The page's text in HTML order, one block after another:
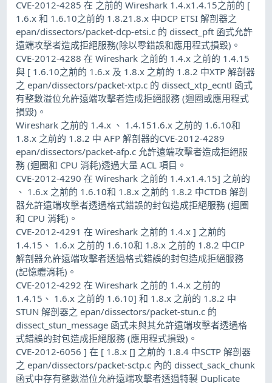
CVE-2012-4285 在 之前的 Wireshark 1.4.x1.4.15之前的 [
1.6.x 和 1.6.10之前的 1.8.21.8.x 中DCP ETSI 解剖器之
epan/dissectors/packet-dcp-etsi.c 的 dissect_pft 函式允許
遠端攻擊者造成拒絕服務(除以零錯誤和應用程式損毀)。
CVE-2012-4288 在 Wireshark 之前的 1.4.x 之前的 1.4.15
與 [ 1.6.10之前的 1.6.x 及 1.8.x 之前的 1.8.2 中XTP 解剖器
之 epan/dissectors/packet-xtp.c 的 dissect_xtp_ecntl 函式
有整數溢位允許遠端攻擊者造成拒絕服務 (迴圈或應用程式
損毀)。
Wireshark 之前的 1.4.x 、 1.4.151.6.x 之前的 1.6.10和
1.8.x 之前的 1.8.2 中 AFP 解剖器的CVE-2012-4289
epan/dissectors/packet-afp.c 允許遠端攻擊者造成拒絕服
務 (迴圈和 CPU 消耗)透過大量 ACL 項目。
CVE-2012-4290 在 Wireshark 之前的 1.4.x1.4.15] 之前的
、 1.6.x 之前的 1.6.10和 1.8.x 之前的 1.8.2 中CTDB 解剖
器允許遠端攻擊者透過格式錯誤的封包造成拒絕服務 (迴圈
和 CPU 消耗)。
CVE-2012-4291 在 Wireshark 之前的 1.4.x ] 之前的
1.4.15、 1.6.x 之前的 1.6.10和 1.8.x 之前的 1.8.2 中CIP
解剖器允許遠端攻擊者透過格式錯誤的封包造成拒絕服務
(記憶體消耗)。
CVE-2012-4292 在 Wireshark 之前的 1.4.x 之前的
1.4.15、 1.6.x 之前的 1.6.10] 和 1.8.x 之前的 1.8.2 中
STUN 解剖器之 epan/dissectors/packet-stun.c 的
dissect_stun_message 函式未與其允許遠端攻擊者透過格
式錯誤的封包造成拒絕服務 (應用程式損毀)。
CVE-2012-6056 ] 在 [ 1.8.x [] 之前的 1.8.4 中SCTP 解剖器
之 epan/dissectors/packet-sctp.c 內的 dissect_sack_chunk
函式中存有整數溢位允許遠端攻擊者透過特製 Duplicate